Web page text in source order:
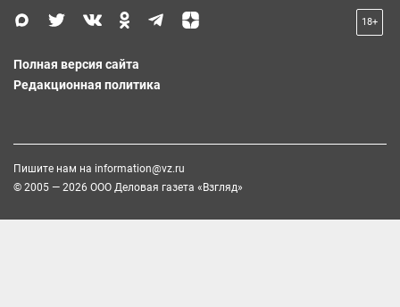
18+
Полная версия сайта
Редакционная политика
Пишите нам на information@vz.ru
© 2005 — 2026 ООО Деловая газета «Взгляд»